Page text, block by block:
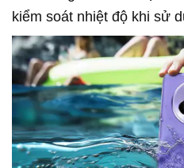
kiểm soát nhiệt độ khi sử